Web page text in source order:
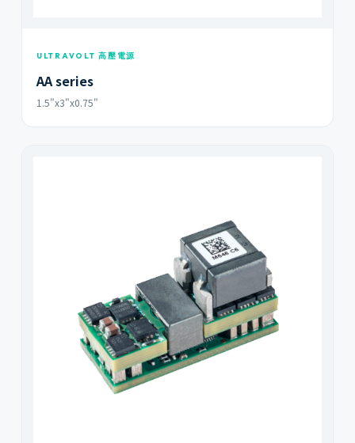
ULTRAVOLT 高壓電源
AA series
1.5"x3"x0.75"